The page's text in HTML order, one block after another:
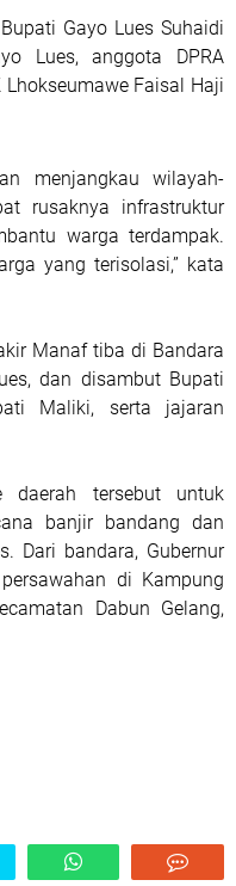
Gayo Lues Suhaidi
Lues, anggota DPRA
Lhokseumawe Faisal Haji
menjangkau wilayah-
rusaknya infrastruktur
warga terdampak.
yang terisolasi,” kata
Manaf tiba di Bandara
dan disambut Bupati
Maliki, serta jajaran
daerah tersebut untuk
banjir bandang dan
Dari bandara, Gubernur
di Kampung
Dabun Gelang,